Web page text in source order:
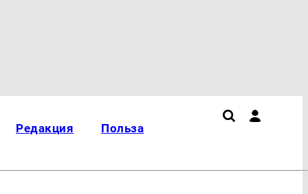
Редакция Польза